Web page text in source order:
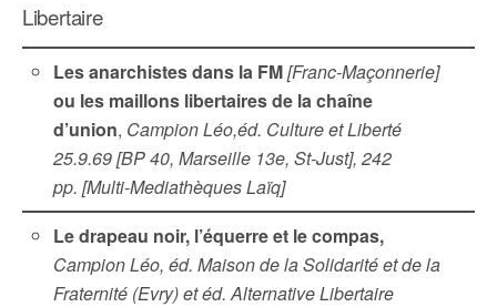
Libertaire
Les anarchistes dans la FM[Franc-Maçonnerie]
ou les maillons libertaires de la chaîne
d’union, Campion Léo,éd. Culture et Liberté
25.9.69 [BP 40, Marseille 13e, St-Just], 242
pp. [Multi-Mediathèques Laïq]
Le drapeau noir, l’équerre et le compas,
Campion Léo, éd. Maison de la Solidarité et de la
Fraternité (Evry) et éd. Alternative Libertaire